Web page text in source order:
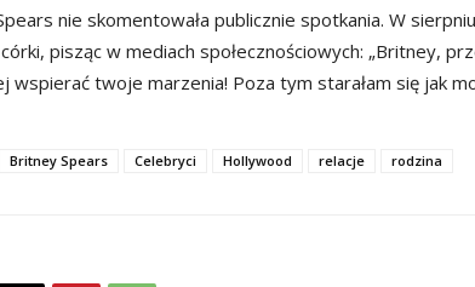
nie skomentowała publicznie spotkania. W
pisząc w mediach społecznościowych: „Britney,
wspierać twoje marzenia! Poza tym starałam się jak
Britney Spears Celebryci Hollywood relacje rodzina